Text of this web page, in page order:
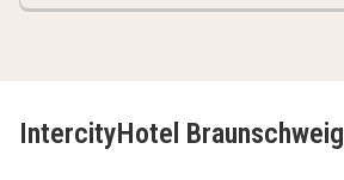
IntercityHotel Braunschweig